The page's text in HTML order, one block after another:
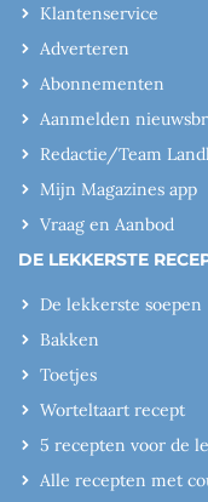
Klantenservice
Adverteren
Abonnementen
Aanmelden
Redactie/Team
Mijn Magazines app
Vraag en Aanbod
DE LEKKERSTE
De lekkerste soepen
Bakken
Toetjes
Worteltaart recept
5 recepten voor de
Alle recepten met